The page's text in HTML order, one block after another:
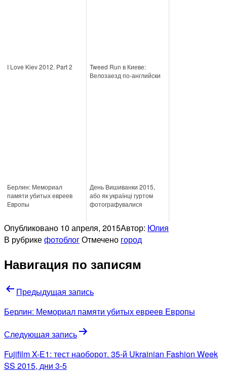
I Love Kiev 2012. Part 2
Tweed Run в Киеве:
Велозаезд по-английски
Берлин: Мемориал
памяти убитых евреев
Европы
День Вишиванки 2015,
або як українці гуртом
фотографувалися
Опубликовано 10 апреля, 2015Автор: Юлия
В рубрикефотоблогОтмечено город
Навигация по записям
Предыдущая запись
Берлин: Мемориал памяти убитых евреев Европы
Следующая запись
Fujifilm X-E1: тест наоборот. 35-й Ukrainian Fashion Week
SS 2015, дни 3-5